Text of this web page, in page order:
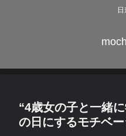
“4歳女の子と一緒
の日にするモチベ